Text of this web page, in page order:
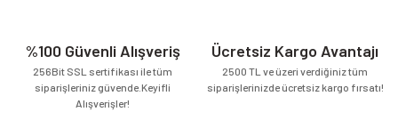
%100 Güvenli Alışveriş
256Bit SSL sertifikası ile tüm
siparişleriniz güvende.Keyifli
Alışverişler!
Ücretsiz Kargo Avantajı
2500 TL ve üzeri verdiğiniz tüm
siparişlerinizde ücretsiz kargo fırsatı!